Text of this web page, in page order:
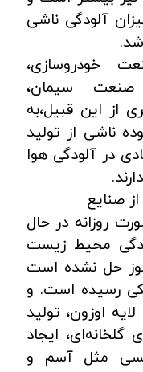
آلودگی ناشی
خودروسازی،
صنعت سیمان،
از این قبیل،به
ناشی از تولید
در آلودگی هوا
صنایع
روزانه در حال
محیط زیست
حل نشده است
رسیده است. و
اوزون، تولید
گلخانه‌ای، ایجاد
مثل آسم و